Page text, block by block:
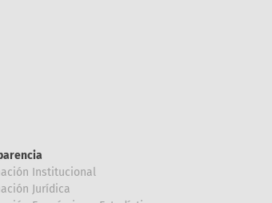
Institucional
Jurídica